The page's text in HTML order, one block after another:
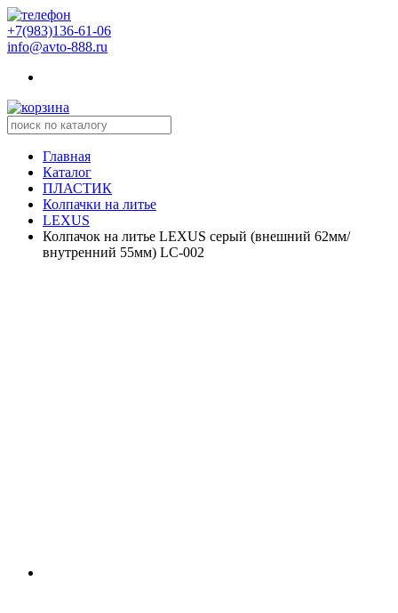
+7(983)136-61-06
info@avto-888.ru
Главная
Каталог
ПЛАСТИК
Колпачки на литье
LEXUS
Колпачок на литье LEXUS серый (внешний 62мм/
внутренний 55мм) LC-002